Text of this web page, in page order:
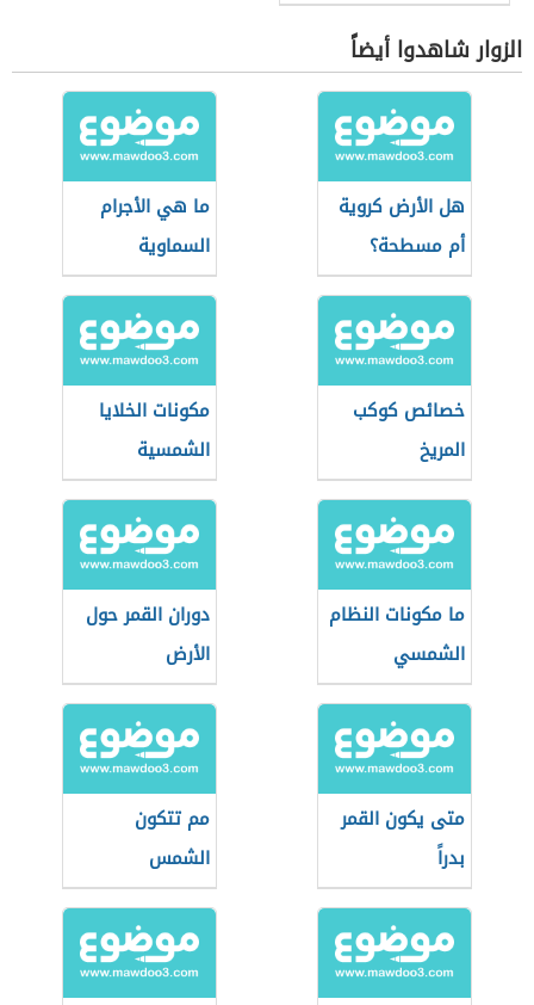
الزوار شاهدوا أيضاً
هل الأرض كروية
أم مسطحة؟
ما هي الأجرام
السماوية
خصائص كوكب
المريخ
مكونات الخلايا
الشمسية
ما مكونات النظام
الشمسي
دوران القمر حول
الأرض
متى يكون القمر
بدراً
مم تتكون
الشمس